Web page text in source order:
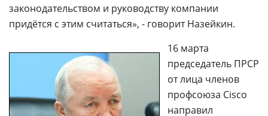
законодательством и руководству компании
придётся с этим считаться», - говорит Назейкин.
16 марта
председатель ПРСР
от лица членов
профсоюза Cisco
направил